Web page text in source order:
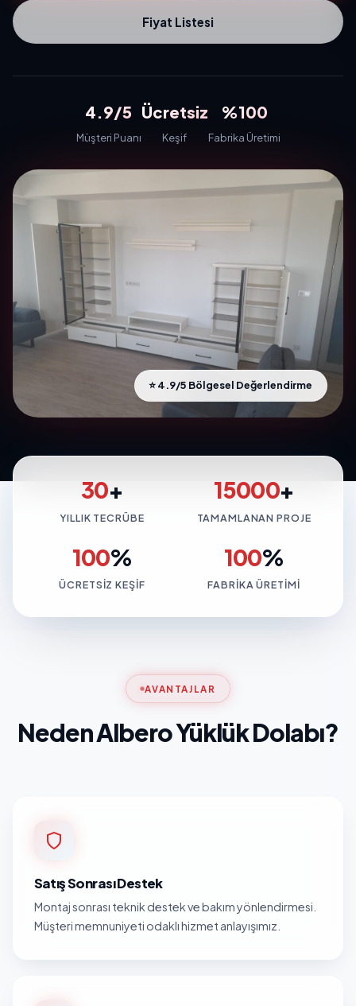
Fiyat Listesi
4.9/5
Müşteri Puanı
Ücretsiz
Keşif
%100
Fabrika Üretimi
⭐ 4.9/5 Bölgesel Değerlendirme
30+
YILLIK TECRÜBE
15000+
TAMAMLANAN PROJE
100%
ÜCRETSIZ KEŞIF
100%
FABRIKA ÜRETIMI
AVANTAJLAR
Neden Albero Yüklük Dolabı?
Satış Sonrası Destek
Montaj sonrası teknik destek ve bakım yönlendirmesi.
Müşteri memnuniyeti odaklı hizmet anlayışımız.